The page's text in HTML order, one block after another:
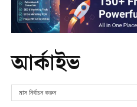
আর্কাইভ